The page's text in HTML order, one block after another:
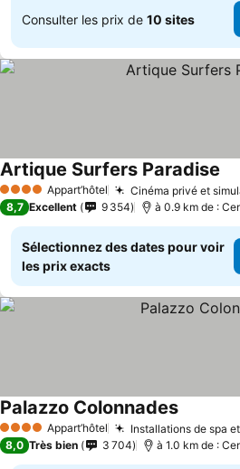
Consulter les prix de 10 sites
4 Étoiles Appart’hôtel Cinéma privé et
Artique Surfers Paradise
8,7 Excellent 9 354 à 0.9 km de :
Sélectionnez des dates pour voir
les prix exacts
4 Étoiles Appart’hôtel Installations de spa
Palazzo Colonnades
8,0 Très bien 3 704 à 1.0 km de :